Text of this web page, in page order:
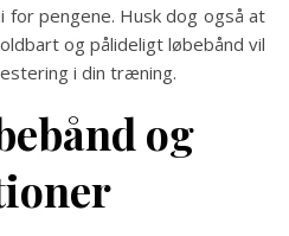
pengene. Husk dog også at
og pålideligt løbebånd vil
i din træning.
og